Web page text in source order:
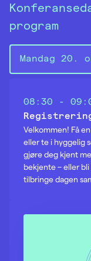
program
ArcGIS for
Enterprise/Server
Geodatabase
ArcGIS Pro
ArcGIS Online
ArcGIS for
Desktop
Geodata Online
Velkommen! Få
eller te i hyggelig
gjøre deg kjent
bekjente – eller
tilbringe dagen
08:30 -